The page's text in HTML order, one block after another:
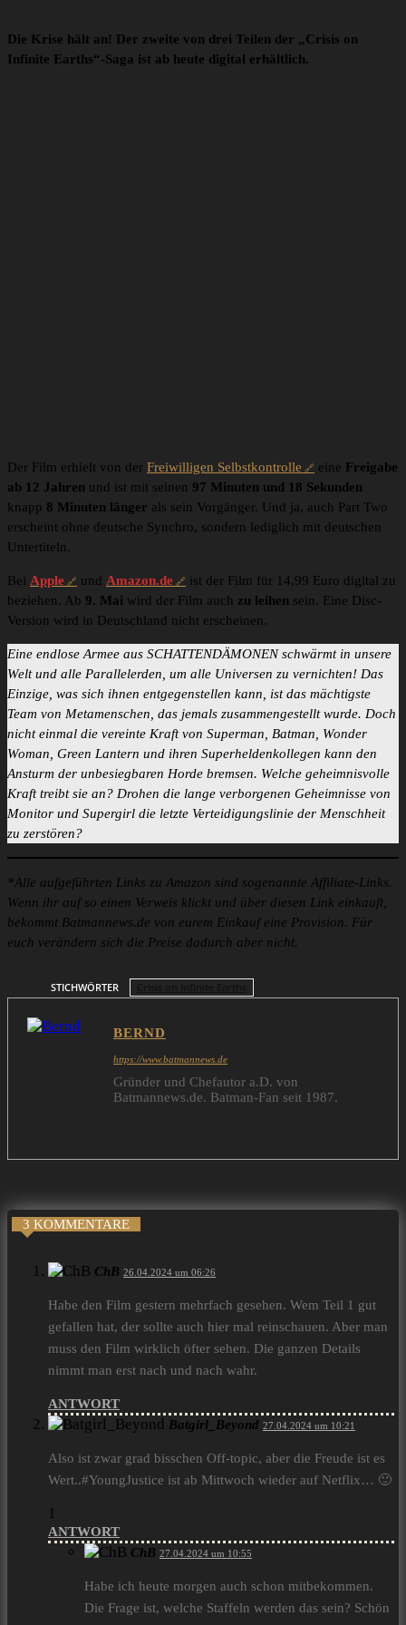
Die Krise hält an! Der zweite von drei Teilen der „Crisis on
Infinite Earths“-Saga ist ab heute digital erhältlich.
Der Film erhielt von der Freiwilligen Selbstkontrolle eine Freigabe
ab 12 Jahren und ist mit seinen 97 Minuten und 18 Sekunden
knapp 8 Minuten länger als sein Vorgänger. Und ja, auch Part Two
erscheint ohne deutsche Synchro, sondern lediglich mit deutschen
Untertiteln.
Bei Apple und Amazon.de
ist der Film für 14,99 Euro digital zu
beziehen. Ab 9. Mai wird der Film auch zu leihen sein. Eine Disc-
Version wird in Deutschland nicht erscheinen.
Eine endlose Armee aus SCHATTENDÄMONEN schwärmt in unsere
Welt und alle Parallelerden, um alle Universen zu vernichten! Das
Einzige, was sich ihnen entgegenstellen kann, ist das mächtigste
Team von Metamenschen, das jemals zusammengestellt wurde. Doch
nicht einmal die vereinte Kraft von Superman, Batman, Wonder
Woman, Green Lantern und ihren Superheldenkollegen kann den
Ansturm der unbesiegbaren Horde bremsen. Welche geheimnisvolle
Kraft treibt sie an? Drohen die lange verborgenen Geheimnisse von
Monitor und Supergirl die letzte Verteidigungslinie der Menschheit
zu zerstören?
*Alle aufgeführten Links zu Amazon sind sogenannte Affiliate-Links.
Wenn ihr auf so einen Verweis klickt und über diesen Link einkauft,
bekommt Batmannews.de von eurem Einkauf eine Provision. Für
euch verändern sich die Preise dadurch aber nicht.
STICHWÖRTER
BERND
https://www.batmannews.de
Gründer und Chefautor a.D. von
Batmannews.de. Batman-Fan seit 1987.
3 KOMMENTARE
ChB 26.04.2024 um 06:26
Habe den Film gestern mehrfach gesehen. Wem Teil 1 gut
gefallen hat, der sollte auch hier mal reinschauen. Aber man
muss den Film wirklich öfter sehen. Die ganzen Details
nimmt man erst nach und nach wahr.
ANTWORT
Batgirl_Beyond 27.04.2024 um 10:21
Also ist zwar grad bisschen Off-topic, aber die Freude ist es
Wert..#YoungJustice ist ab Mittwoch wieder auf Netflix… 🙂
1
ANTWORT
ChB 27.04.2024 um 10:55
Habe ich heute morgen auch schon mitbekommen.
Die Frage ist, welche Staffeln werden das sein? Schön